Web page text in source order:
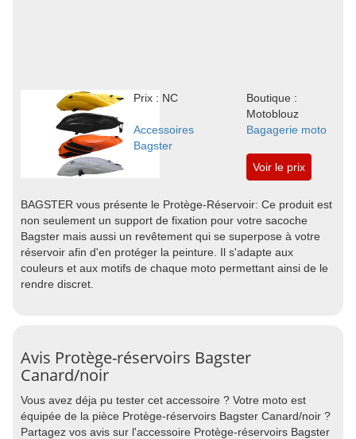
Prix : NC
Boutique :
Motoblouz
Accessoires
Bagster
Bagagerie moto
Voir le prix
BAGSTER vous présente le Protège-Réservoir: Ce produit est
non seulement un support de fixation pour votre sacoche
Bagster mais aussi un revêtement qui se superpose à votre
réservoir afin d'en protéger la peinture. Il s'adapte aux
couleurs et aux motifs de chaque moto permettant ainsi de le
rendre discret.
Avis Protège-réservoirs Bagster
Canard/noir
Vous avez déja pu tester cet accessoire ? Votre moto est
équipée de la pièce Protège-réservoirs Bagster Canard/noir ?
Partagez vos avis sur l'accessoire Protège-réservoirs Bagster